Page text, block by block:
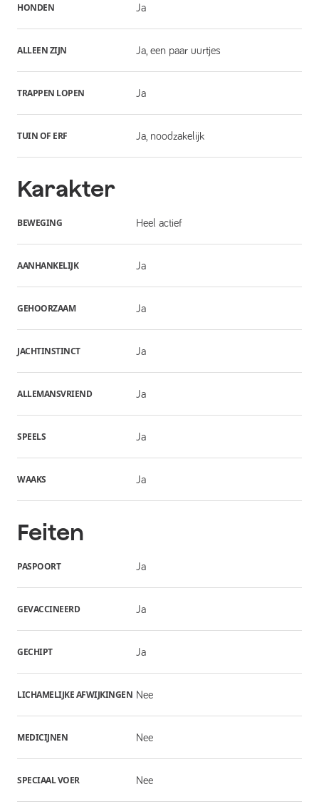
HONDEN Ja
ALLEEN ZIJN Ja, een paar uurtjes
TRAPPEN LOPEN Ja
TUIN OF ERF Ja, noodzakelijk
Karakter
BEWEGING Heel actief
AANHANKELIJK Ja
GEHOORZAAM Ja
JACHTINSTINCT Ja
ALLEMANSVRIEND Ja
SPEELS Ja
WAAKS Ja
Feiten
PASPOORT Ja
GEVACCINEERD Ja
GECHIPT Ja
LICHAMELIJKE AFWIJKINGEN Nee
MEDICIJNEN Nee
SPECIAAL VOER Nee